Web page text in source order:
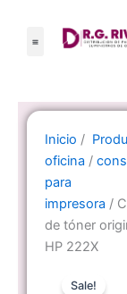
Inicio /
oficina /
para
impresora /
de tóner
HP 222X
Sale!